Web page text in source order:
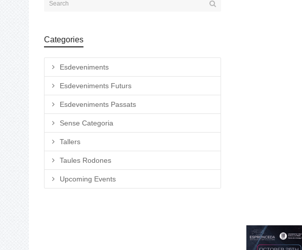
Categories
Esdeveniments
Esdeveniments Futurs
Esdeveniments Passats
Sense Categoria
Tallers
Taules Rodones
Upcoming Events